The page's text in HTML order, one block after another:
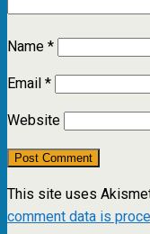
Name*
Email*
Website
This site uses
comment data is